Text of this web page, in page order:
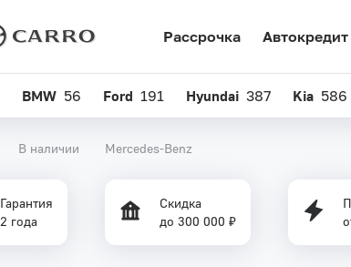
Рассрочка Автокредит
BMW 56 Ford 191 Hyundai 387 Kia 586
В наличии Mercedes-Benz
Гарантия
2 года
Скидка
до 300 000 ₽